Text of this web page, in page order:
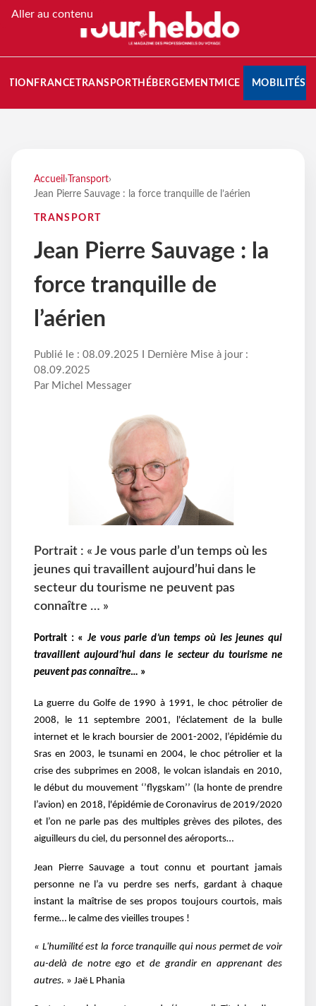
Aller au contenu
FRANCETRANSPORT HÉBERGEMENTMICE MOBILITÉS
Accueil › Transport›
Jean Pierre Sauvage : la force tranquille de l’aérien
TRANSPORT
Jean Pierre Sauvage : la
force tranquille de
l’aérien
Publié le : 08.09.2025 I Dernière Mise à jour :
08.09.2025
Par Michel Messager
Portrait : « Je vous parle d’un temps où les
jeunes qui travaillent aujourd’hui dans le
secteur du tourisme ne peuvent pas
connaître … »
Portrait : «Je vous parle d’un temps où les jeunes qui
travaillent aujourd’hui dans le secteur du tourisme ne
peuvent pas connaître… »
La guerre du Golfe de 1990 à 1991, le choc pétrolier de
2008, le 11 septembre 2001, l'éclatement de la bulle
internet et le krach boursier de 2001-2002, l’épidémie du
Sras en 2003, le tsunami en 2004, le choc pétrolier et la
crise des subprimes en 2008, le volcan islandais en 2010,
le début du mouvement ‘’flygskam’’ (la honte de prendre
l’avion) en 2018, l'épidémie de Coronavirus de 2019/2020
et l’on ne parle pas des multiples grèves des pilotes, des
aiguilleurs du ciel, du personnel des aéroports…
Jean Pierre Sauvage a tout connu et pourtant jamais
personne ne l’a vu perdre ses nerfs, gardant à chaque
instant la maîtrise de ses propos toujours courtois, mais
ferme… le calme des vieilles troupes !
« L'humilité est la force tranquille qui nous permet de voir
au-delà de notre ego et de grandir en apprenant des
autres. » Jaë L Phania